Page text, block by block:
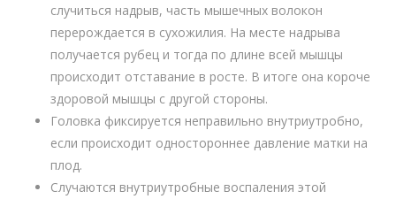
случиться надрыв, часть мышечных волокон
перерождается в сухожилия. На месте надрыва
получается рубец и тогда по длине всей мышцы
происходит отставание в росте. В итоге она короче
здоровой мышцы с другой стороны.
Головка фиксируется неправильно внутриутробно,
если происходит одностороннее давление матки на
плод.
Случаются внутриутробные воспаления этой